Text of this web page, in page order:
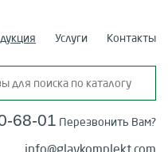
Услуги Контакты
68-01 Перезвонить Вам?